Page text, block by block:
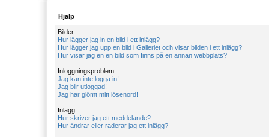
Hjälp
Bilder
Hur lägger jag in en bild i ett inlägg?
Hur lägger jag upp en bild i Galleriet och visar bilden i ett inlägg?
Hur visar jag en en bild som finns på en annan webbplats?
Inloggningsproblem
Jag kan inte logga in!
Jag blir utloggad!
Jag har glömt mitt lösenord!
Inlägg
Hur skriver jag ett meddelande?
Hur ändrar eller raderar jag ett inlägg?